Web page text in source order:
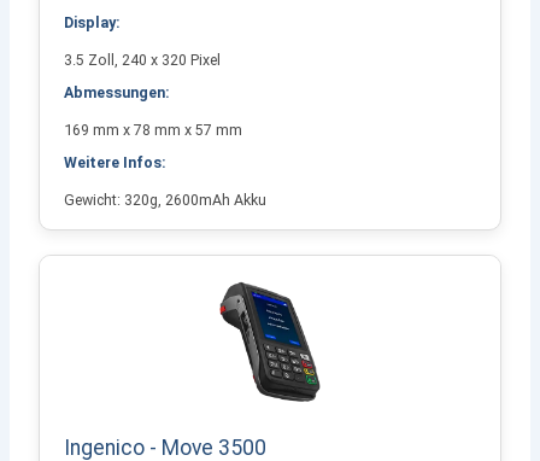
Display:
3.5 Zoll, 240 x 320 Pixel
Abmessungen:
169 mm x 78 mm x 57 mm
Weitere Infos:
Gewicht: 320g, 2600mAh Akku
Ingenico - Move 3500